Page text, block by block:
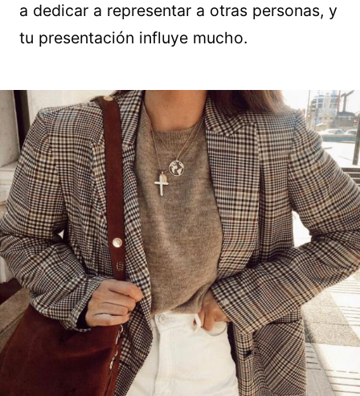
a dedicar a representar a otras personas, y
tu presentación influye mucho.